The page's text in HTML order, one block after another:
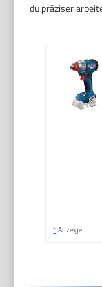
du präziser
* Anzeige